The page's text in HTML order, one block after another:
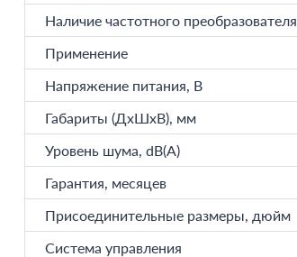
Наличие частотного преобразователя
Применение
Напряжение питания, В
Габариты (ДхШхВ), мм
Уровень шума, dB(A)
Гарантия, месяцев
Присоединительные размеры, дюйм
Система управления